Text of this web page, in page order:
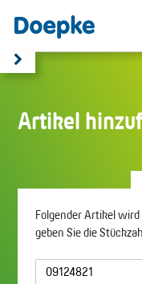
Artikel
Folgender Artikel
geben Sie die